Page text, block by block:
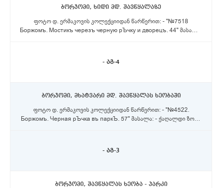
ბორჯომი, ხიდი მდ. შავწყალაზე
ფოტო დ. ერმაკოვის კოლექციიდან წარწერით: - "№7518
Боржомъ. Мостикъ черезъ черную рЪчку и дворецъ. 44" მასალა:
- აგ-4
ბორჯომი, მხატვარი მდ. შავწყალას ხეობაში
ფოტო დ. ერმაკოვის კოლექციიდან წარწერით: - "№4522.
Боржомъ. Черная рЪчка въ паркЪ. 57" მასალა: - ქაღალდი ზომა:
- აგ-3
ბორჯომი, შავწყალას ხეობა - პარკი